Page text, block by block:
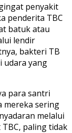
penyakit
penderita TBC
batuk atau
lendir
bakteri TB
udara yang
para santri
mereka sering
melalui
paling tidak